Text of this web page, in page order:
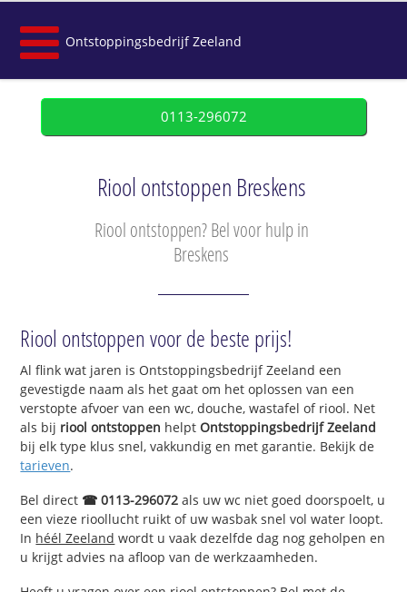
Ontstoppingsbedrijf Zeeland
0113-296072
Riool ontstoppen Breskens
Riool ontstoppen? Bel voor hulp in
Breskens
Riool ontstoppen voor de beste prijs!
Al flink wat jaren is Ontstoppingsbedrijf Zeeland een
gevestigde naam als het gaat om het oplossen van een
verstopte afvoer van een wc, douche, wastafel of riool. Net
als bij riool ontstoppen helptOntstoppingsbedrijf Zeeland
bij elk type klus snel, vakkundig en met garantie. Bekijk de
tarieven.
Bel direct ☎ 0113-296072 als uw wc niet goed doorspoelt, u
een vieze rioollucht ruikt of uw wasbak snel vol water loopt.
In héél Zeeland wordt u vaak dezelfde dag nog geholpen en
u krijgt advies na afloop van de werkzaamheden.